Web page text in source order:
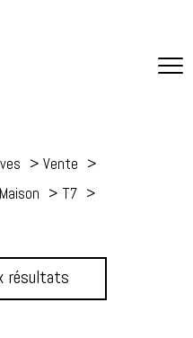
Vente
Maison T7
résultats